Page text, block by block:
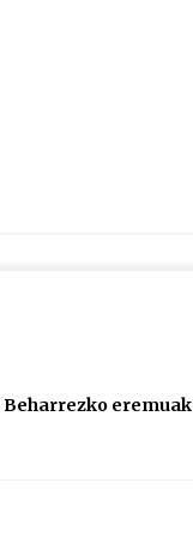
Beharrezko eremuak